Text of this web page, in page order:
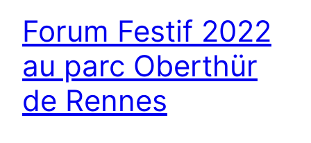
Forum Festif 2022
au parc Oberthür
de Rennes